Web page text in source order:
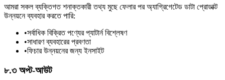
আমরা সকল ব্যক্তিগত শনাক্তকারী তথ্য মুছে ফেলার পর অ্যাগ্রিগেটেড ডাটা প্রোডাক্ট
উন্নয়নে ব্যবহার করতে পারি:
•সর্বাধিক বিক্রিত পণ্যের প্যাটার্ন বিশ্লেষণ
•সাধারণ ব্যবহারের প্রবণতা
•ফিচার উন্নয়নের জন্য ইনসাইট
৮.৩ অপ্ট-আউট